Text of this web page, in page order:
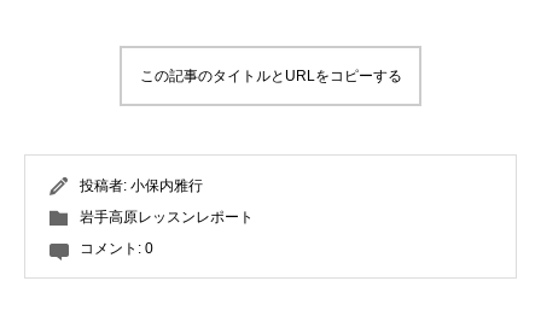
この記事のタイトルとURLをコピーする
投稿者: 小保内雅行
岩手高原レッスンレポート
コメント: 0